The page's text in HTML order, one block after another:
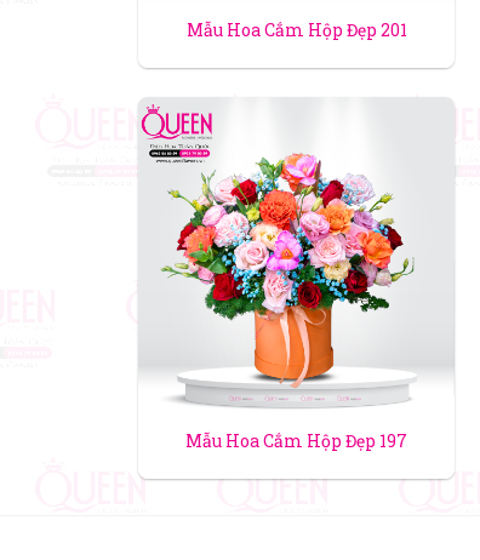
Mẫu Hoa Cắm Hộp Đẹp 201
Mẫu Hoa Cắm Hộp Đẹp 197